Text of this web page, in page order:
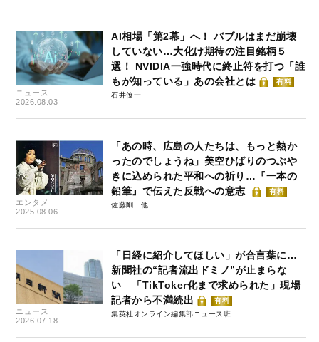
ニュース
2026.08.03
AI相場「第2幕」へ！ バブルはまだ崩壊
していない…大化け期待の注目銘柄５
選！ NVIDIA一強時代に終止符を打つ「誰
もが知っている」あの会社とは
有料
石井僚一
エンタメ
2025.08.06
「あの時、広島の人たちは、もっと熱か
ったのでしょうね」美空ひばりのつぶや
きに込められた平和への祈り…『一本の
鉛筆』で伝えた反戦への意志
有料
佐藤剛
ニュース
2026.07.18
「日経に紹介してほしい」が合言葉に…
新聞社の“記者流出ドミノ”が止まらな
い 「TikToker化まで求められた」現場
記者から不満続出
有料
集英社オンライン編集部ニュース班